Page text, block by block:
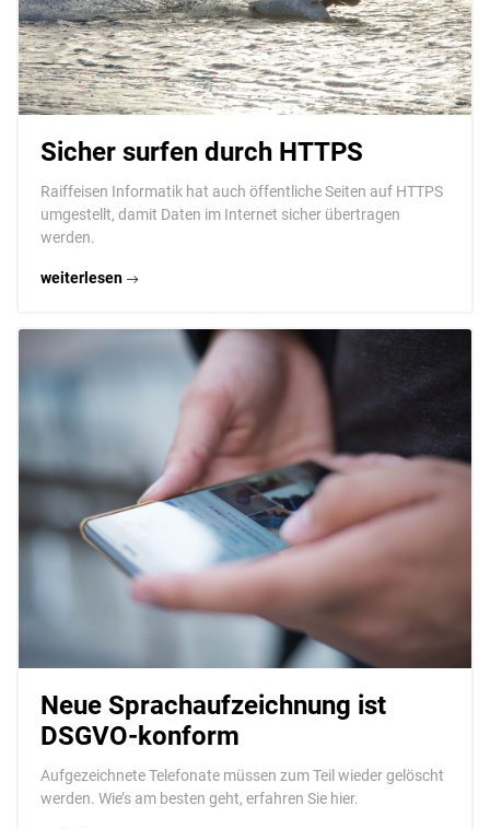
Sicher surfen durch HTTPS
Raiffeisen Informatik hat auch öffentliche Seiten auf HTTPS
umgestellt, damit Daten im Internet sicher übertragen
werden.
weiterlesen
Neue Sprachaufzeichnung ist
DSGVO-konform
Aufgezeichnete Telefonate müssen zum Teil wieder gelöscht
werden. Wie’s am besten geht, erfahren Sie hier.